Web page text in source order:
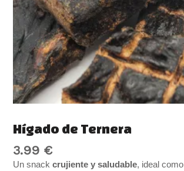
Hígado de Ternera
3.99 €
Un snackcrujiente y saludable, ideal como